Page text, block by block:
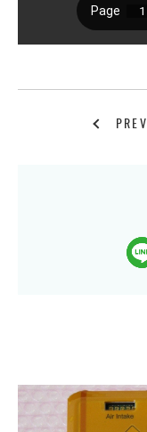
PREV